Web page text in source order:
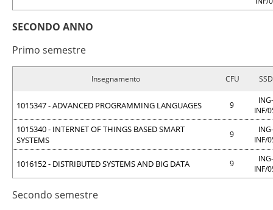
SECONDO ANNO
Primo semestre
Insegnamento CFU SSD
1015347 - ADVANCED PROGRAMMING LANGUAGES 9
ING-
INF/
1015340 - INTERNET OF THINGS BASED SMART
SYSTEMS
9
ING-
INF/
1016152 - DISTRIBUTED SYSTEMS AND BIG DATA 9
ING-
INF/
Secondo semestre